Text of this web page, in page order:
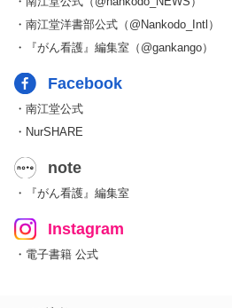
・南江堂洋書部公式（@Nankodo_Intl）
・『がん看護』編集室（@gankango）
Facebook
・南江堂公式
・NurSHARE
note
・『がん看護』編集室
Instagram
・電子書籍 公式